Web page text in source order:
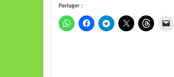
Partager :